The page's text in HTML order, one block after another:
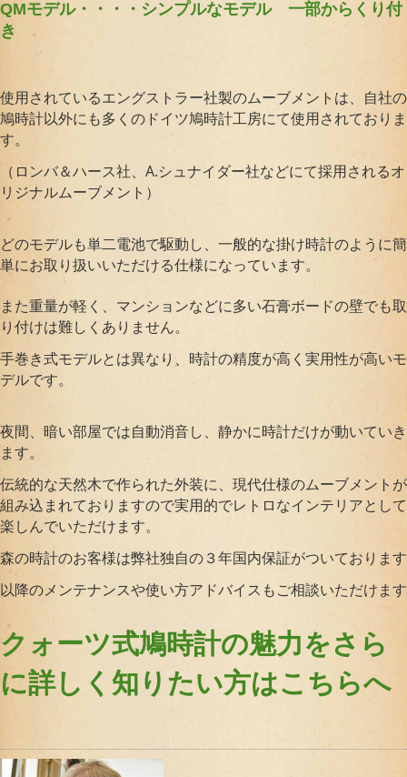
QMモデル・・・・シンプルなモデル 一部からくり付
き
使用されているエングストラー社製のムーブメントは、自社の
鳩時計以外にも多くのドイツ鳩時計工房にて使用されておりま
す。
（ロンバ＆ハース社、A.シュナイダー社などにて採用されるオ
リジナルムーブメント）
どのモデルも単二電池で駆動し、一般的な掛け時計のように簡
単にお取り扱いいただける仕様になっています。
また重量が軽く、マンションなどに多い石膏ボードの壁でも取
り付けは難しくありません。
手巻き式モデルとは異なり、時計の精度が高く実用性が高いモ
デルです。
夜間、暗い部屋では自動消音し、静かに時計だけが動いていき
ます。
伝統的な天然木で作られた外装に、現代仕様のムーブメントが
組み込まれておりますので実用的でレトロなインテリアとして
楽しんでいただけます。
森の時計のお客様は弊社独自の３年国内保証がついております
以降のメンテナンスや使い方アドバイスもご相談いただけます
クォーツ式鳩時計の魅力をさら
に詳しく知りたい方はこちらへ